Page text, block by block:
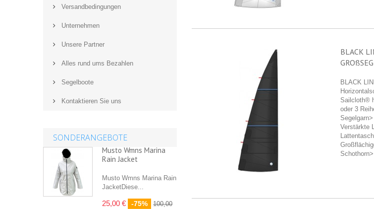
Versandbedingungen
Unternehmen
Unsere Partner
Alles rund ums Bezahlen
Segelboote
Kontaktieren Sie uns
SONDERANGEBOTE
Musto Wmns Marina
Rain Jacket
Musto Wmns Marina Rain
JacketDiese...
25,00 € -75%
100,00
BLACK
BLACK
Sailcloth®
oder 3
Verstärkte